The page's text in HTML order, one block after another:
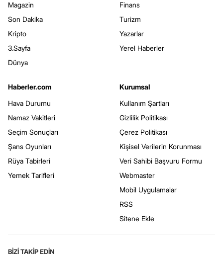
Magazin
Son Dakika
Kripto
3.Sayfa
Dünya
Finans
Turizm
Yazarlar
Yerel Haberler
Haberler.com
Hava Durumu
Namaz Vakitleri
Seçim Sonuçları
Şans Oyunları
Rüya Tabirleri
Yemek Tarifleri
Kurumsal
Kullanım Şartları
Gizlilik Politikası
Çerez Politikası
Kişisel Verilerin Korunması
Veri Sahibi Başvuru Formu
Webmaster
Mobil Uygulamalar
RSS
Sitene Ekle
BİZİ TAKİP EDİN